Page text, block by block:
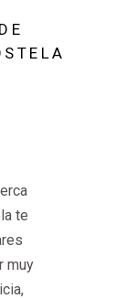
te
muy